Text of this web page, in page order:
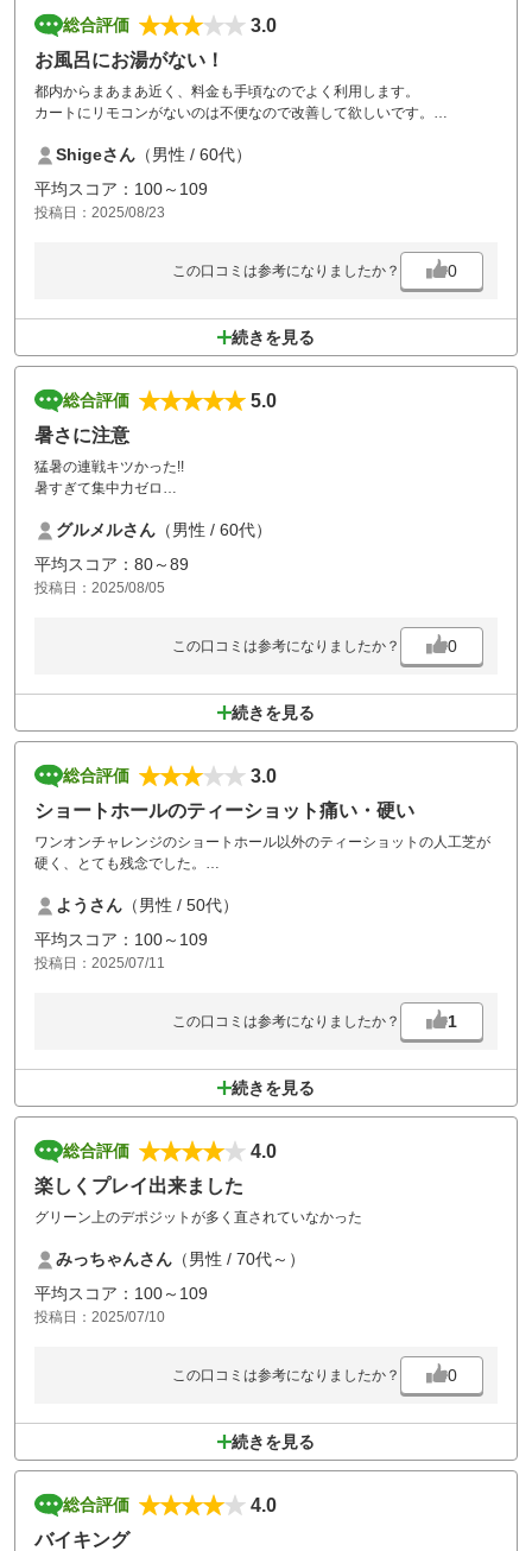
総合評価
3.0
お風呂にお湯がない！
都内からまあまあ近く、料金も手頃なのでよく利用します。
カートにリモコンがないのは不便なので改善して欲しいです。
た。残念です。
今回、お風呂にお湯がないのが大変残念でした。事前に告知すべきで
す。
Shigeさん （男性 / 60代）
平均スコア：100～109
投稿日：2025/08/23
この口コミは参考になりましたか？ 0
続きを見る
総合評価
5.0
暑さに注意
猛暑の連戦キツかった!!
暑すぎて集中力ゼロ
グルメルさん （男性 / 60代）
平均スコア：80～89
投稿日：2025/08/05
この口コミは参考になりましたか？ 0
続きを見る
総合評価
3.0
ショートホールのティーショット痛い・硬い
ワンオンチャレンジのショートホール以外のティーショットの人工芝が
硬く、とても残念でした。
さい。
よろしくお願いいたします。
ようさん （男性 / 50代）
平均スコア：100～109
投稿日：2025/07/11
この口コミは参考になりましたか？ 1
続きを見る
総合評価
4.0
楽しくプレイ出来ました
グリーン上のデポジットが多く直されていなかった
みっちゃんさん （男性 / 70代～）
平均スコア：100～109
投稿日：2025/07/10
この口コミは参考になりましたか？ 0
続きを見る
総合評価
4.0
バイキング